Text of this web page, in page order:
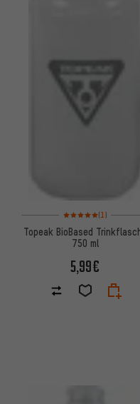
Bewertungen: 5 von
(1)
Topeak BioBased
750 ml
5,99€